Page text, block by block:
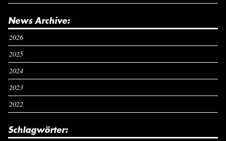
News Archive:
2026
2025
2024
2023
2022
Schlagwörter: